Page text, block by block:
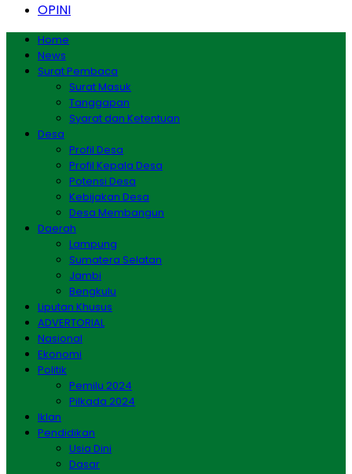
OPINI
Home
News
Surat Pembaca
Surat Masuk
Tanggapan
Syarat dan Ketentuan
Desa
Profil Desa
Profil Kepala Desa
Potensi Desa
Kebijakan Desa
Desa Membangun
Daerah
Lampung
Sumatera Selatan
Jambi
Bengkulu
Liputan Khusus
ADVERTORIAL
Nasional
Ekonomi
Politik
Pemilu 2024
Pilkada 2024
Iklan
Pendidikan
Usia Dini
Dasar